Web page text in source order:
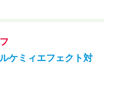
ケミィエフェクト対